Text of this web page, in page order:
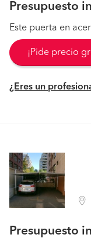
Presupuesto
Este puerta en
¡Pide precio
¿Eres un
Presupuesto